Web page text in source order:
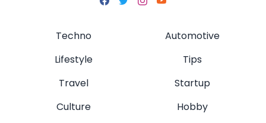
Techno
Lifestyle
Travel
Culture
Automotive
Tips
Startup
Hobby